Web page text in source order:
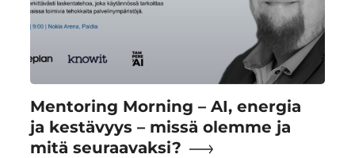
Mentoring Morning – AI, energia
ja kestävyys – missä olemme ja
mitä seuraavaksi?